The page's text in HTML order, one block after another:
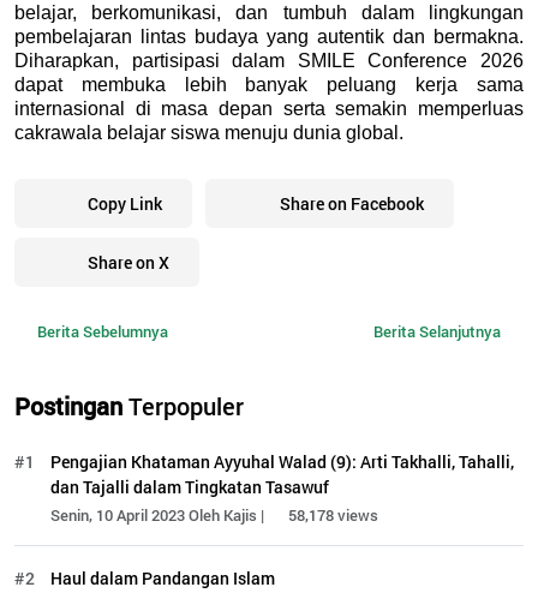
belajar, berkomunikasi, dan tumbuh dalam lingkungan
pembelajaran lintas budaya yang autentik dan bermakna.
Diharapkan, partisipasi dalam SMILE Conference 2026
dapat membuka lebih banyak peluang kerja sama
internasional di masa depan serta semakin memperluas
cakrawala belajar siswa menuju dunia global.
Copy Link Share on Facebook
Share on X
Berita Sebelumnya Berita Selanjutnya
PostinganTerpopuler
#1
Pengajian Khataman Ayyuhal Walad (9): Arti Takhalli, Tahalli,
dan Tajalli dalam Tingkatan Tasawuf
Senin, 10 April 2023 Oleh Kajis | 58,178 views
#2 Haul dalam Pandangan Islam